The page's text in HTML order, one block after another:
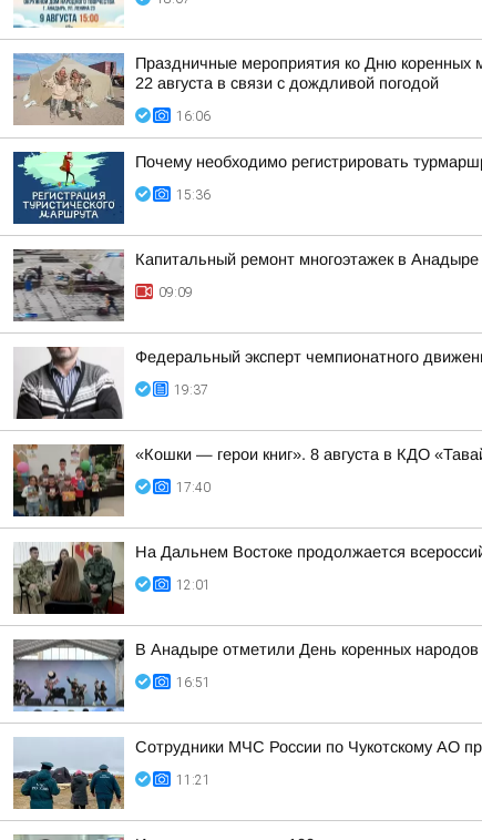
Праздничные мероприятия ко Дню коренных
22 августа в связи с дождливой погодой
16:06
Почему необходимо регистрировать
15:36
Капитальный ремонт многоэтажек в Анадыре
09:09
Федеральный эксперт чемпионатного
19:37
«Кошки — герои книг». 8 августа в КДО
17:40
На Дальнем Востоке продолжается
12:01
В Анадыре отметили День коренных
16:51
Сотрудники МЧС России по Чукотскому АО
11:21